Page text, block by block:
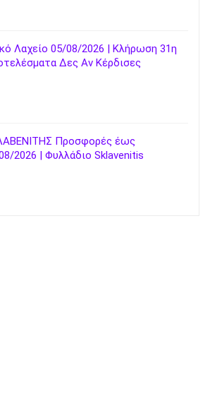
Λαχείο 05/08/2026 | Κλήρωση 31η
Δες Αν Κέρδισες
Προσφορές έως
2026 | Φυλλάδιο Sklavenitis